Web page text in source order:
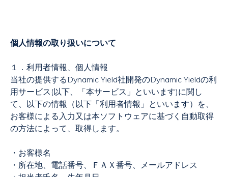
個人情報の取り扱いについて
１．利用者情報、個人情報
当社の提供する Dynamic Yield社開発のDynamic Yieldの利
用サービス (以下、「本サービス」といいます)に関し
て、以下の情報（以下「利用者情報」といいます）を、
お客様による入力又は本ソフトウェアに基づく自動取得
の方法によって、取得します。
・お客様名
・所在地、電話番号、ＦＡＸ番号、メールアドレス